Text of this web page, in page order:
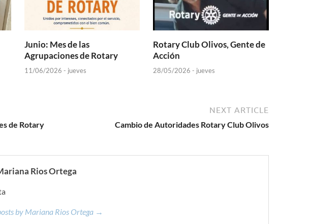
Junio: Mes de las
Agrupaciones de Rotary
11/06/2026 - jueves
Rotary Club Olivos, Gente de
Acción
28/05/2026 - jueves
de Rotary
NEXT ARTICLE
Cambio de Autoridades Rotary Club Olivos
Rios Ortega
by Mariana Rios Ortega →